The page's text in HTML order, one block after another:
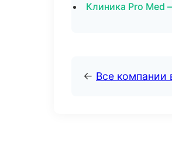
Клиника Pro Med
← Все компании